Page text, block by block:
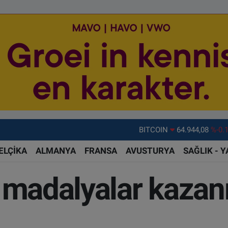
DOLAR 47,7436
EURO
55,2510
GRAM ALTIN
6660.55
BİST100
13.779
ALMANYA FRANSA AVUSTURYA SAĞLIK -